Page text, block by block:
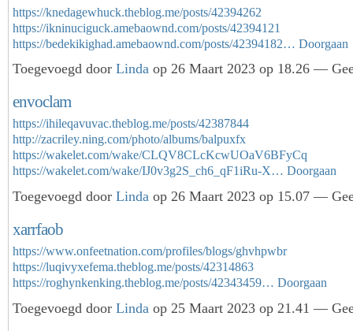
https://knedagewhuck.theblog.me/posts/42394262
https://ikninuciguck.amebaownd.com/posts/42394121
https://bedekikighad.amebaownd.com/posts/42394182… Doorgaan
Toegevoegd door Linda op 26 Maart 2023 op 18.26 —
envoclam
https://ihileqavuvac.theblog.me/posts/42387844
http://zacriley.ning.com/photo/albums/balpuxfx
https://wakelet.com/wake/CLQV8CLcKcwUOaV6BFyCq
https://wakelet.com/wake/IJ0v3g2S_ch6_qF1iRu-X… Doorgaan
Toegevoegd door Linda op 26 Maart 2023 op 15.07 —
xarrfaob
https://www.onfeetnation.com/profiles/blogs/ghvhpwbr
https://luqivyxefema.theblog.me/posts/42314863
https://roghynkenking.theblog.me/posts/42343459… Doorgaan
Toegevoegd door Linda op 25 Maart 2023 op 21.41 —